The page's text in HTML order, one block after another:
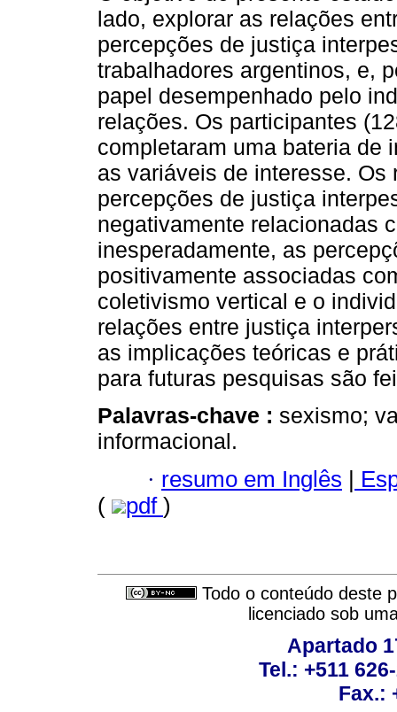
lado, explorar as relações
percepções de justiça
trabalhadores argentinos, e,
papel desempenhado pelo
relações. Os participantes
completaram uma bateria de
as variáveis de interesse.
percepções de justiça
negativamente relacionadas
inesperadamente, as
positivamente associadas
coletivismo vertical e o
relações entre justiça
as implicações teóricas e
para futuras pesquisas são
Palavras-chave : sexismo;
informacional.
· resumo em Inglês |
(
pdf )
Todo o conteúdo deste
licenciado sob
Apartado
Tel.: +511
Fax.: